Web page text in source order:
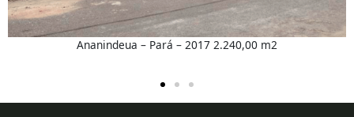
Ananindeua – Pará – 2017 2.240,00 m2